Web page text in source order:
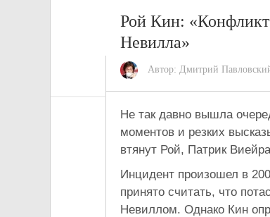
Рой Кин: «Конфликт
Невилла»
Автор: Дмитрий
Не так давно вышла
моментов и резких
втянут Рой, Патрик
Инцидент произошел в
принято считать, что
Невиллом. Однако Кин